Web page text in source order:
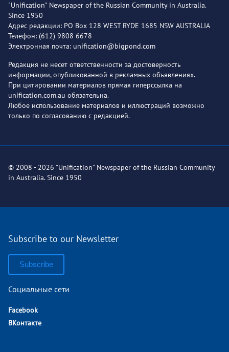
"Unification" Newspaper of the Russian Community in Australia.
Since 1950
Адрес редакции: PO Box 128 WEST RYDE 1685 NSW AUSTRALIA
Телефон: (612) 9808 6678
Электронная почта: unification@bigpond.com
Редакция не несет ответственности за достоверность
информации, опубликованной в рекламных объявлениях.
При цитировании материалов прямая гиперссылка на
unification.com.au обязательна.
Любое использование материалов и иллюстраций возможно
только по согласованию с редакцией.
© 2008 - 2026 "Unification" Newspaper of the Russian Community
in Australia. Since 1950
Subscribe to our Newsletter
Subscribe
Социальные сети
Facebook
ВКонтакте